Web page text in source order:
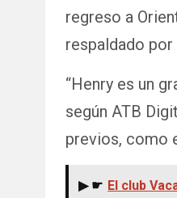
regreso a
respaldado
“Henry es un
según ATB
previos, como
▶ ☛ El club